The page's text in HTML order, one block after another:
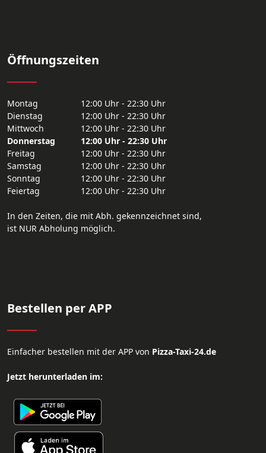
Öffnungszeiten
Montag
12:00 Uhr - 22:30 Uhr
Dienstag
12:00 Uhr - 22:30 Uhr
Mittwoch
12:00 Uhr - 22:30 Uhr
Donnerstag
12:00 Uhr - 22:30 Uhr
Freitag
12:00 Uhr - 22:30 Uhr
Samstag
12:00 Uhr - 22:30 Uhr
Sonntag
12:00 Uhr - 22:30 Uhr
Feiertag
12:00 Uhr - 22:30 Uhr
In den Zeiten, die mit Abh. gekennzeichnet sind,
ist NUR Abholung möglich.
Bestellen per APP
Einfacher bestellen mit der APP von Pizza-Taxi-24.de
Jetzt herunterladen im: